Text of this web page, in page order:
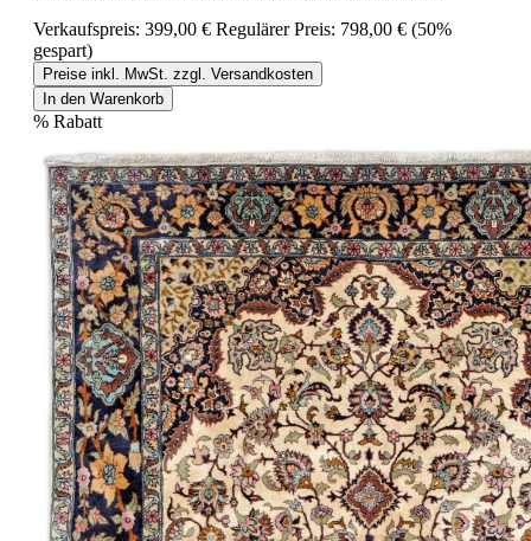
Verkaufspreis: 399,00 € Regulärer Preis: 798,00 € (50%
gespart)
Preise inkl. MwSt. zzgl. Versandkosten
In den Warenkorb
% Rabatt